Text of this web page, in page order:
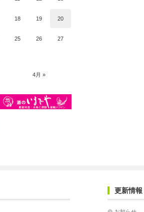
4月 »
18 19 20
25 26 27
更新情報